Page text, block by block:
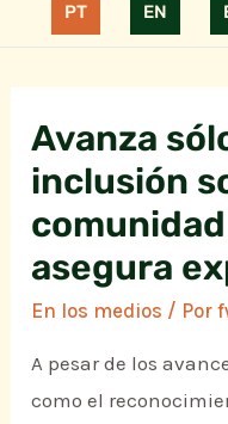
PT EN
Avanza
inclusión
asegura
En los medios / Por
A pesar de los
como el